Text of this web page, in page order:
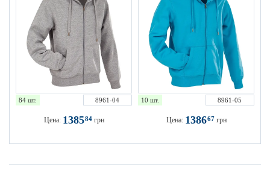
84 шт. 8961-04
Цена: 138584грн
10 шт. 8961-05
Цена: 138667 грн